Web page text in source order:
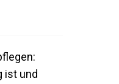
ist und